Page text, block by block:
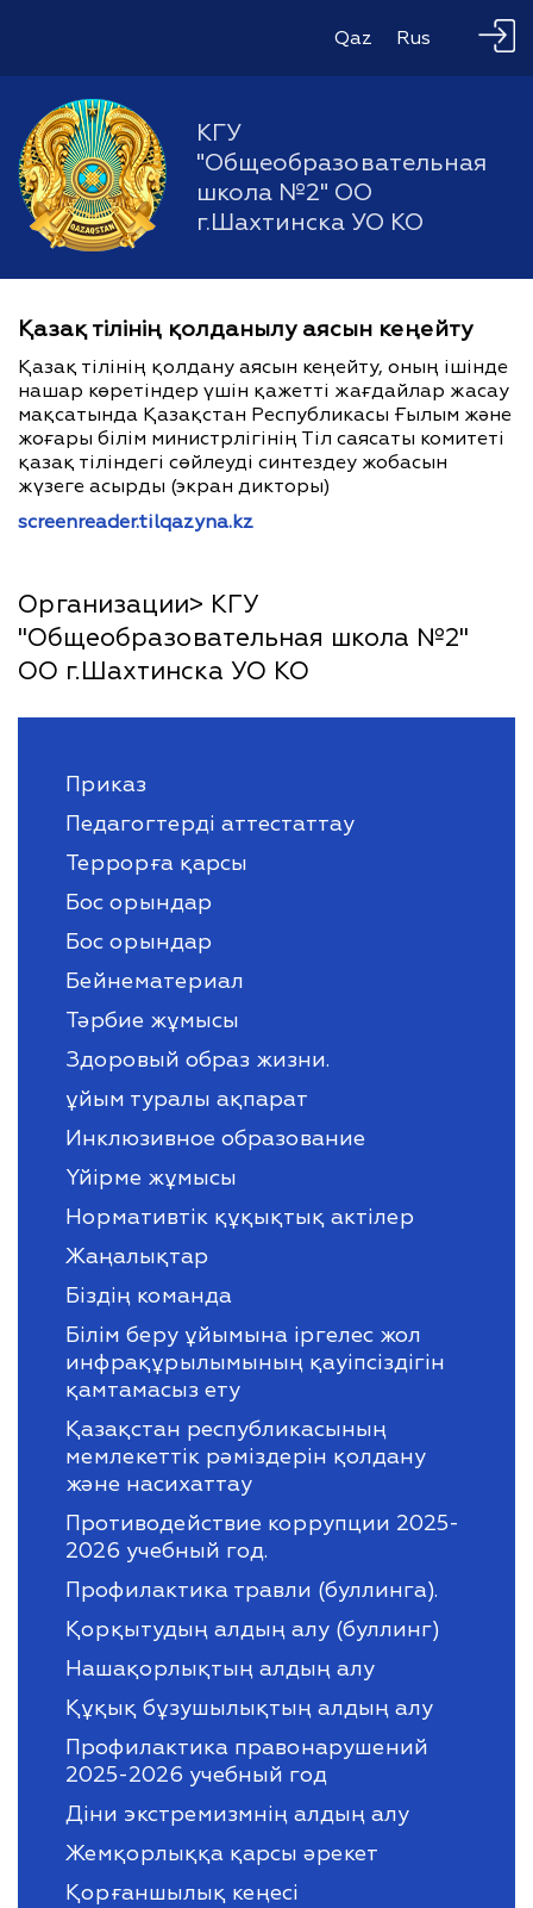
Qaz Rus
КГУ
"Общеобразовательная
школа №2" ОО
г.Шахтинска УО КО
Қазақ тілінің қолданылу аясын кеңейту
Қазақ тілінің қолдану аясын кеңейту, оның ішінде
нашар көретіндер үшін қажетті жағдайлар жасау
мақсатында Қазақстан Республикасы Ғылым және
жоғары білім министрлігінің Тіл саясаты комитеті
қазақ тіліндегі сөйлеуді синтездеу жобасын
жүзеге асырды (экран дикторы)
screenreader.tilqazyna.kz
Организации> КГУ
"Общеобразовательная школа №2"
ОО г.Шахтинска УО КО
Приказ
Педагогтерді аттестаттау
Террорға қарсы
Бос орындар
Бос орындар
Бейнематериал
Тәрбие жұмысы
Здоровый образ жизни.
ұйым туралы ақпарат
Инклюзивное образование
Үйірме жұмысы
Нормативтік құқықтық актілер
Жаңалықтар
Біздің команда
Білім беру ұйымына іргелес жол
инфрақұрылымының қауіпсіздігін
қамтамасыз ету
Қазақстан республикасының
мемлекеттік рәміздерін қолдану
және насихаттау
Противодействие коррупции 2025-
2026 учебный год.
Профилактика травли (буллинга).
Қорқытудың алдың алу (буллинг)
Нашақорлықтың алдың алу
Құқық бұзушылықтың алдың алу
Профилактика правонарушений
2025-2026 учебный год
Діни экстремизмнің алдың алу
Жемқорлыққа қарсы әрекет
Қорғаншылық кеңесі